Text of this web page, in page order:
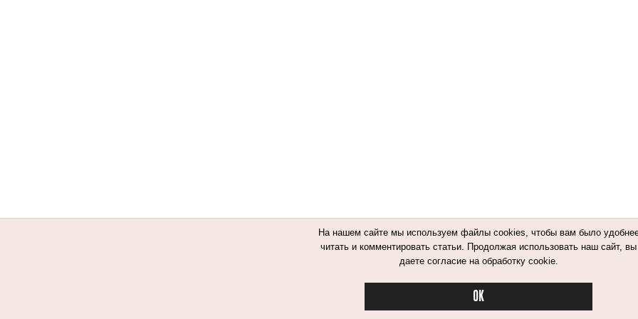
На нашем сайте мы используем файлы cookies, чтобы вам было
читать и комментировать статьи. Продолжая использовать наш сайт, вы
даете согласие на обработку cookie.
OK